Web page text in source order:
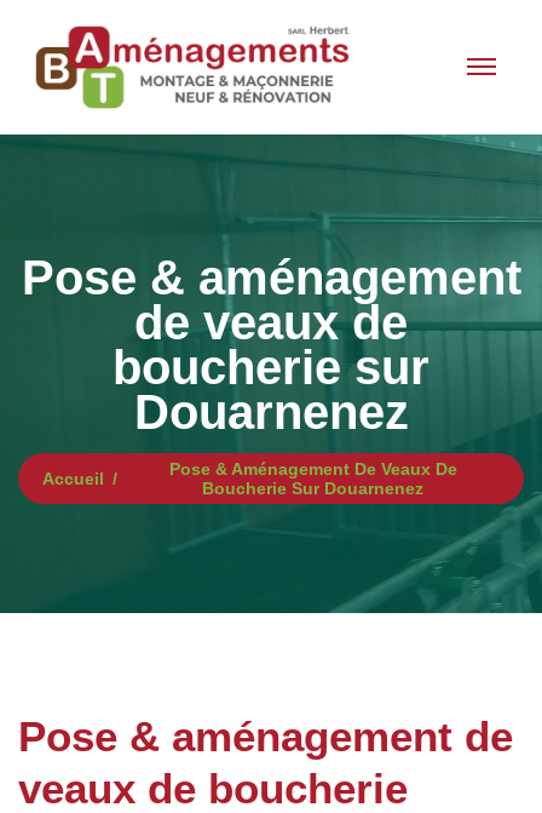
Pose & aménagement
de veaux de
boucherie sur
Douarnenez
Accueil
Pose & Aménagement De Veaux De
Boucherie Sur Douarnenez
Pose & aménagement de
veaux de boucherie